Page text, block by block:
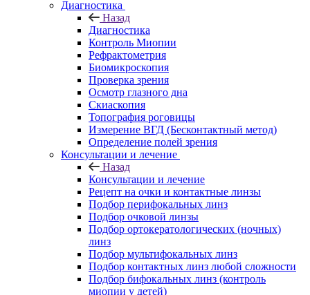
Диагностика
Назад
Диагностика
Контроль Миопии
Рефрактометрия
Биомикроскопия
Проверка зрения
Осмотр глазного дна
Скиаскопия
Топография роговицы
Измерение ВГД (Бесконтактный метод)
Определение полей зрения
Консультации и лечение
Назад
Консультации и лечение
Рецепт на очки и контактные линзы
Подбор перифокальных линз
Подбор очковой линзы
Подбор ортокератологических (ночных)
линз
Подбор мультифокальных линз
Подбор контактных линз любой сложности
Подбор бифокальных линз (контроль
миопии у детей)